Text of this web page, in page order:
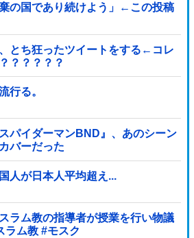
の国であり続けよう」←この投稿
とち狂ったツイートをする←コレ
？？？？？
行る。
パイダーマンBND』、あのシーン
バーだった
人が日本人平均超え...
ラム教の指導者が授業を行い物議
#大阪 #イスラム教 #モスク